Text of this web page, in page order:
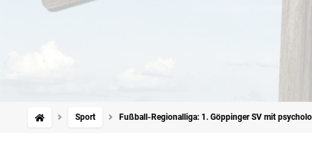
Sport Fußball-Regionalliga: 1. Göppinger SV mit